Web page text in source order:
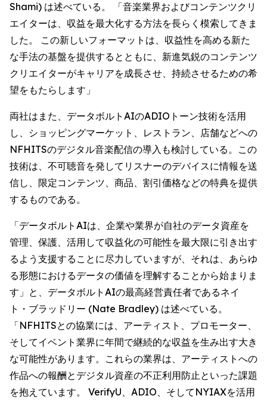
Shami) は述べている。 「音楽業界およびコンテンツクリ
エイターは、収益を最大化する方法を長らく模索してきま
した。 この新しいフォーマットは、収益性を高める新た
な手法の基盤を提供するとともに、新進気鋭のコンテンツ
クリエイターがキャリアを成長させ、持続させるための希
望をもたらします」
両社はまた、データボルトAIのADIOトーン技術を活用
し、ショッピングマーケット、レストラン、店舗などへの
NFHITSのデジタル音楽配信の導入も検討している。この
技術は、不可聴音を発してリスナーのデバイスに情報を送
信し、限定コンテンツ、商品、割引価格などの特典を提供
するものである。
「データボルトAIは、企業や業界が自社のデータ資産を
管理、保護、活用して収益化の可能性を最大限に引き出す
るよう支援することに尽力していますが、それは、あらゆ
る形態におけるデータの価値を理解することから始まりま
す」と、データボルトAIの最高経営責任者であるネイ
ト・ブラッドリー (Nate Bradley) は述べている。
「NFHITSとの協業には、アーティスト、プロモーター、
そしてイベント業界に年間で継続的な収益を生み出す大き
な可能性があります。これらの業界は、アーティストへの
作品への報酬とデジタル資産の不正利用防止といった課題
を抱えています。 VerifyU、ADIO、そしてNYIAXを活用